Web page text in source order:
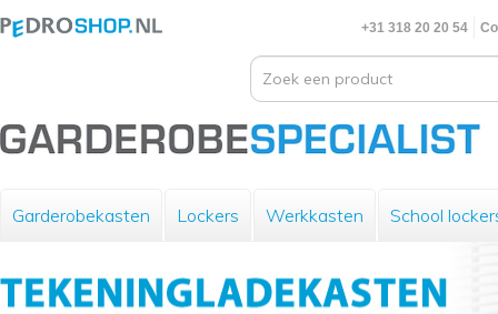
+31 318 20 20 54
Garderobekasten Lockers Werkkasten School